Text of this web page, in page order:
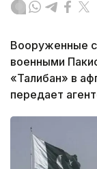
Вооруженные
военными
«Талибан» в
передает